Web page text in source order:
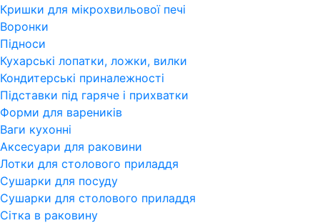
Кришки для мікрохвильової печі
Воронки
Підноси
Кухарські лопатки, ложки, вилки
Кондитерські приналежності
Підставки під гаряче і прихватки
Форми для вареників
Ваги кухонні
Аксесуари для раковини
Лотки для столового приладдя
Сушарки для посуду
Сушарки для столового приладдя
Сітка в раковину